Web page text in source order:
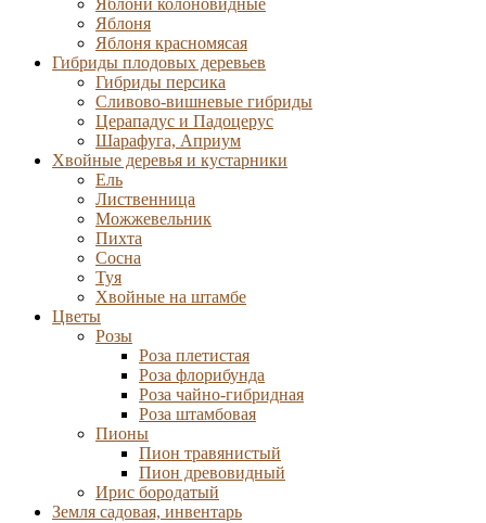
Яблони колоновидные
Яблоня
Яблоня красномясая
Гибриды плодовых деревьев
Гибриды персика
Сливово-вишневые гибриды
Церападус и Падоцерус
Шарафуга, Априум
Хвойные деревья и кустарники
Ель
Лиственница
Можжевельник
Пихта
Сосна
Туя
Хвойные на штамбе
Цветы
Розы
Роза плетистая
Роза флорибунда
Роза чайно-гибридная
Роза штамбовая
Пионы
Пион травянистый
Пион древовидный
Ирис бородатый
Земля садовая, инвентарь